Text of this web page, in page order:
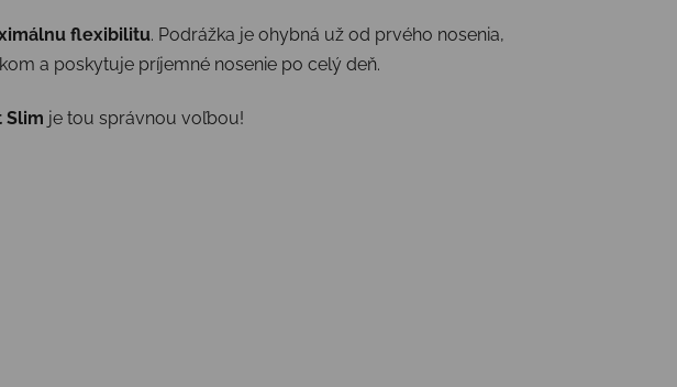
flexibilitu. Podrážka je ohybná už od prvého nosenia,
a poskytuje príjemné nosenie po celý deň.
Slim je tou správnou voľbou!